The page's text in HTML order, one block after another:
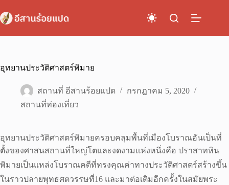
to
content
อุทยานประวัติศาสตร์พิมาย
สถานที่ อีสานร้อยแปด
กรกฎาคม 5, 2020
สถานที่ท่องเที่ยว
อุทยานประวัติศาสตร์พิมายครอบคลุมพื้นที่เมืองโบราณอันเป็นที่
ตั้งของศาสนสถานที่ใหญ่โตและงดงามแห่งหนึ่งคือ ปราสาทหิน
พิมายเป็นแหล่งโบราณคดีที่ทรงคุณค่าทางประวัติศาสตร์สร้างขึ้น
ในราวปลายพุทธศตวรรษที่16 และมาต่อเติมอีกครั้งในสมัยพระ